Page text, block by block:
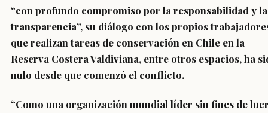
“con profundo compromiso por la responsabilidad y la
transparencia”, su diálogo con los propios
que realizan tareas de conservación en Chile en la
Reserva Costera Valdiviana, entre otros espacios, ha
nulo desde que comenzó el conflicto.
“Como una organización mundial líder sin fines de